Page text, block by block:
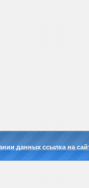
данных ссылка на